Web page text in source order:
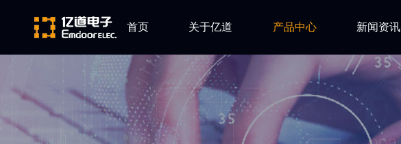
首页 关于亿道
公司简介
发展历程
企业文化
产品中心
Ansys
新闻资讯
亿道动态
技术资讯